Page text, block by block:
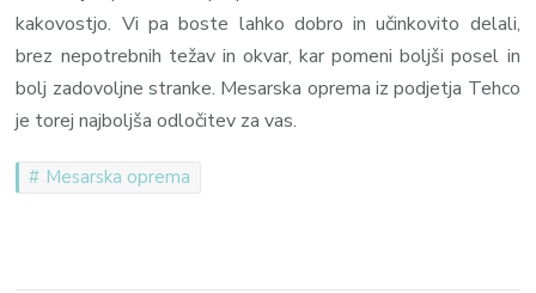
kakovostjo. Vi pa boste lahko dobro in učinkovito delali,
brez nepotrebnih težav in okvar, kar pomeni boljši posel in
bolj zadovoljne stranke. Mesarska oprema iz podjetja Tehco
je torej najboljša odločitev za vas.
Mesarska oprema